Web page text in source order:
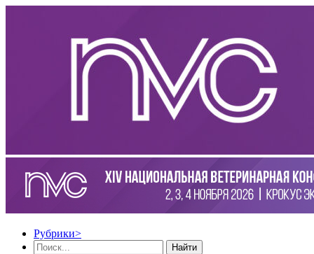
Рубрики>
Найти